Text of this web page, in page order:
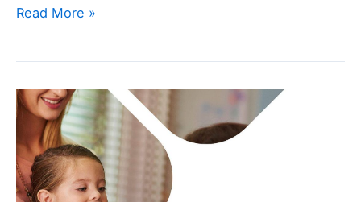
Read More »
La
amigdalectomía
en
niños:
¿Qué